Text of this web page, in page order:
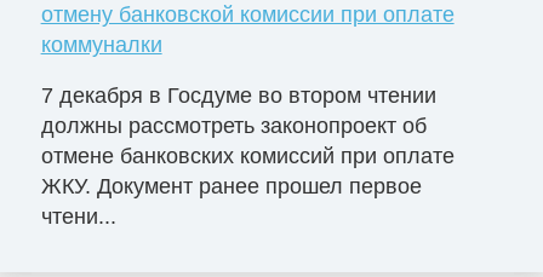
отмену банковской комиссии при оплате
коммуналки
7 декабря в Госдуме во втором чтении
должны рассмотреть законопроект об
отмене банковских комиссий при оплате
ЖКУ. Документ ранее прошел первое
чтени...